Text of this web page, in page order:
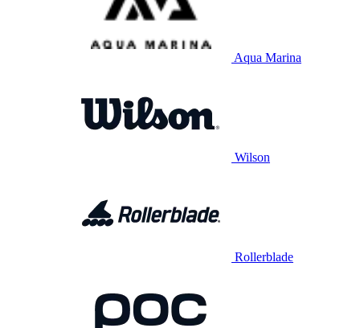
Aqua Marina
Wilson
Rollerblade